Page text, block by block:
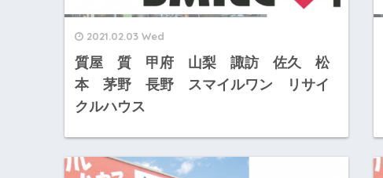
2021.02.03 Wed
質屋 質 甲府 山梨 諏訪 佐久 松
本 茅野 長野 スマイルワン リサイ
クルハウス